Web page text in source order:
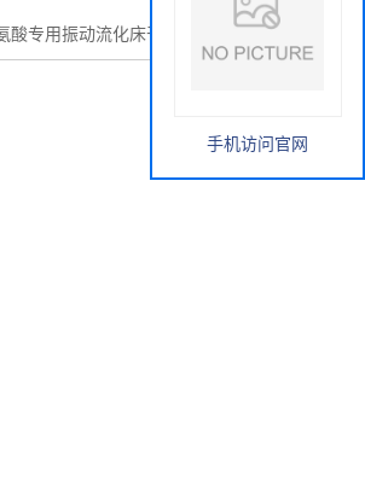
酸专用振动流化床干燥机-卧式连
手机访问官网